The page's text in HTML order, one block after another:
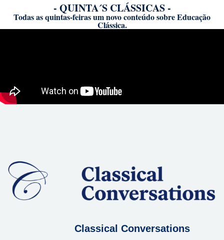
- QUINTA´S CLÁSSICAS -
Todas as quintas-feiras um novo conteúdo sobre Educação
Clássica.
Classical Conversations